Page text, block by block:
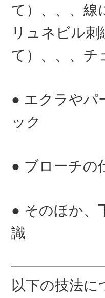
て）、、、線
リュネビル
て）、、、チ
● エクラやパ
ック
● ブローチの
● そのほか、
識
以下の技法